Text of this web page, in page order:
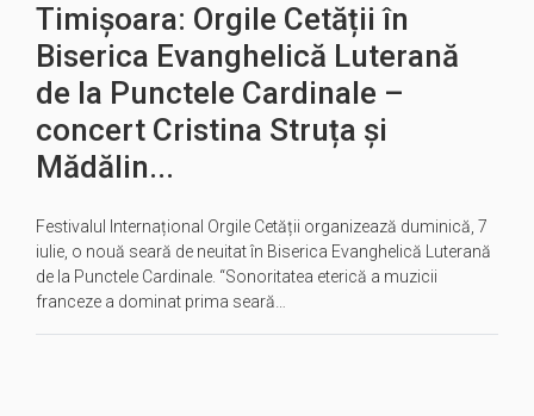
Timișoara: Orgile Cetății în
Biserica Evanghelică Luterană
de la Punctele Cardinale –
concert Cristina Struța și
Mădălin...
Festivalul Internațional Orgile Cetății organizează duminică, 7
iulie, o nouă seară de neuitat în Biserica Evanghelică Luterană
de la Punctele Cardinale. “Sonoritatea eterică a muzicii
franceze a dominat prima seară…